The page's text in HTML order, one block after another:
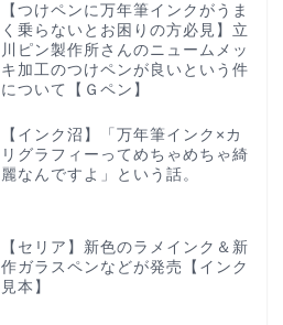
【つけペンに万年筆インクがうま
く乗らないとお困りの方必見】立
川ピン製作所さんのニュームメッ
キ加工のつけペンが良いという件
について【Ｇペン】
【インク沼】「万年筆インク×カ
リグラフィーってめちゃめちゃ綺
麗なんですよ」という話。
【セリア】新色のラメインク＆新
作ガラスペンなどが発売【インク
見本】